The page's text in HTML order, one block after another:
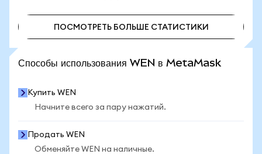
ПОСМОТРЕТЬ БОЛЬШЕ СТАТИСТИКИ
Способы использования WEN в MetaMask
Купить WEN
Начните всего за пару нажатий.
Продать WEN
Обменяйте WEN на наличные.